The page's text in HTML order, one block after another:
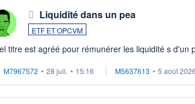
Liquidité dans un pea
ETF ET OPCVM
titre est agréé pour rémunérer les liquidité s d'un
M7967572 • 28 juil. • 15:16 M5637613 • 5 août 2026